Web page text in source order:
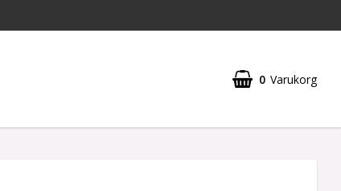
0 Varukorg
Din varukorg är tom